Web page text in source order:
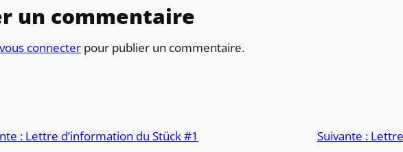
un commentaire
vous connecter pour publier un commentaire.
: Lettre d’information du Stück #1 Suivante :